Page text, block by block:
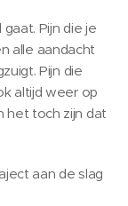
Pijn die je
alle aandacht
Pijn die
altijd weer op
het toch zijn dat
aan de slag